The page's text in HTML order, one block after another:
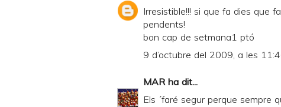
Irresistible!!! si que fa dies que
pendents!
bon cap de setmana1 ptó
9 d’octubre del 2009, a les
MARha dit...
Els ´faré segur perque sempre